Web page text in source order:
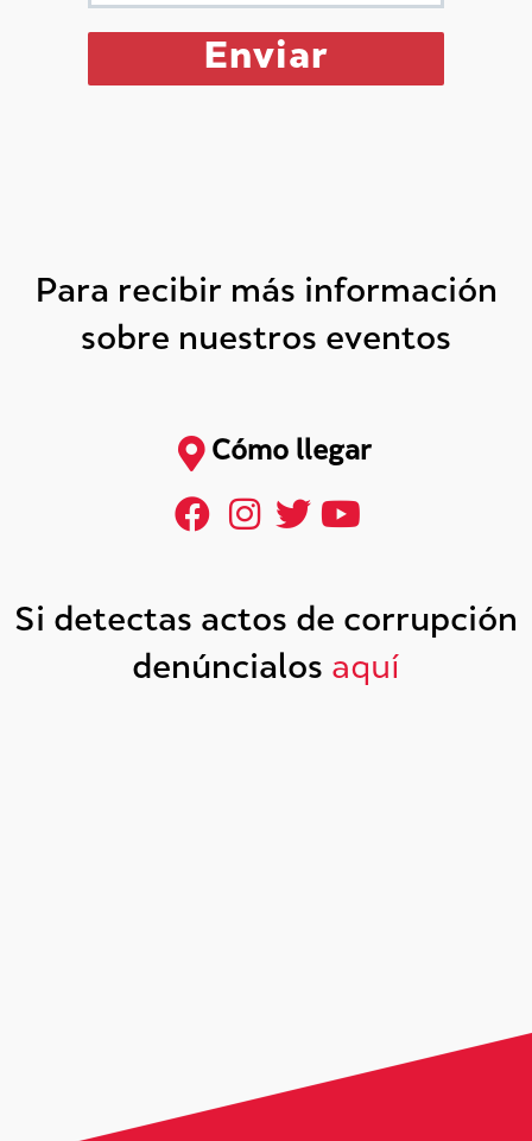
Para recibir más información
sobre nuestros eventos
Cómo llegar
Si detectas actos de corrupción
denúncialos aquí